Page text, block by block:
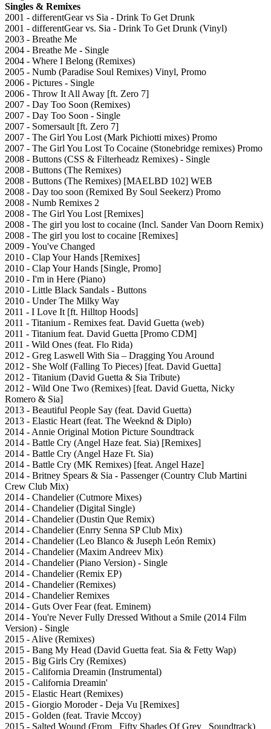
Singles & Remixes
2001 - differentGear vs Sia - Drink To Get Drunk
2001 - differentGear vs. Sia - Drink To Get Drunk (Vinyl)
2003 - Breathe Me
2004 - Breathe Me - Single
2004 - Where I Belong (Remixes)
2005 - Numb (Paradise Soul Remixes) Vinyl, Promo
2006 - Pictures - Single
2006 - Throw It All Away [ft. Zero 7]
2007 - Day Too Soon (Remixes)
2007 - Day Too Soon - Single
2007 - Somersault [ft. Zero 7]
2007 - The Girl You Lost (Mark Pichiotti mixes) Promo
2007 - The Girl You Lost To Cocaine (Stonebridge remixes) Promo
2008 - Buttons (CSS & Filterheadz Remixes) - Single
2008 - Buttons (The Remixes)
2008 - Buttons (The Remixes) [MAELBD 102] WEB
2008 - Day too soon (Remixed By Soul Seekerz) Promo
2008 - Numb Remixes 2
2008 - The Girl You Lost [Remixes]
2008 - The girl you lost to cocaine (Incl. Sander Van Doorn Remix)
2008 - The girl you lost to cocaine [Remixes]
2009 - You've Changed
2010 - Clap Your Hands [Remixes]
2010 - Clap Your Hands [Single, Promo]
2010 - I'm in Here (Piano)
2010 - Little Black Sandals - Buttons
2010 - Under The Milky Way
2011 - I Love It [ft. Hilltop Hoods]
2011 - Titanium - Remixes feat. David Guetta (web)
2011 - Titanium feat. David Guetta [Promo CDM]
2011 - Wild Ones (feat. Flo Rida)
2012 - Greg Laswell With Sia ‎– Dragging You Around
2012 - She Wolf (Falling To Pieces) [feat. David Guetta]
2012 - Titanium (David Guetta & Sia Tribute)
2012 - Wild One Two (Remixes) [feat. David Guetta, Nicky
Romero & Sia]
2013 - Beautiful People Say (feat. David Guetta)
2013 - Elastic Heart (feat. The Weeknd & Diplo)
2014 - Annie Original Motion Picture Soundtrack
2014 - Battle Cry (Angel Haze feat. Sia) [Remixes]
2014 - Battle Cry (Angel Haze Ft. Sia)
2014 - Battle Cry (MK Remixes) [feat. Angel Haze]
2014 - Britney Spears & Sia - Passenger (Country Club Martini
Crew Club Mix)
2014 - Chandelier (Cutmore Mixes)
2014 - Chandelier (Digital Single)
2014 - Chandelier (Dustin Que Remix)
2014 - Chandelier (Enrry Senna SP Club Mix)
2014 - Chandelier (Leo Blanco & Juseph León Remix)
2014 - Chandelier (Maxim Andreev Mix)
2014 - Chandelier (Piano Version) - Single
2014 - Chandelier (Remix EP)
2014 - Chandelier (Remixes)
2014 - Chandelier Remixes
2014 - Guts Over Fear (feat. Eminem)
2014 - You're Never Fully Dressed Without a Smile (2014 Film
Version) - Single
2015 - Alive (Remixes)
2015 - Bang My Head (David Guetta feat. Sia & Fetty Wap)
2015 - Big Girls Cry (Remixes)
2015 - California Dreamin (Instrumental)
2015 - California Dreamin'
2015 - Elastic Heart (Remixes)
2015 - Giorgio Moroder - Deja Vu [Remixes]
2015 - Golden (feat. Travie Mccoy)
2015 - Salted Wound (From _Fifty Shades Of Grey_ Soundtrack)